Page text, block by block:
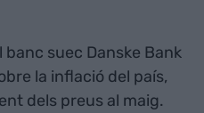
banc suec Danske Bank
la inflació del país,
dels preus al maig.